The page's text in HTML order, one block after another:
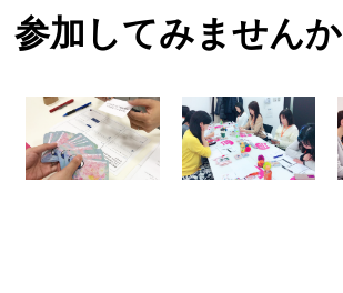
参加してみませんか